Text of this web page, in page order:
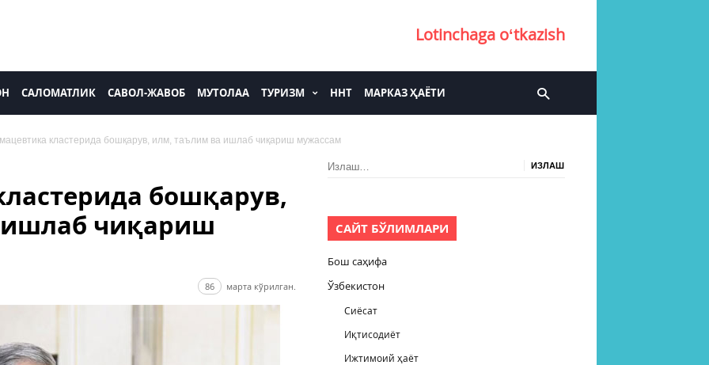
Lotinchaga oʻtkazish
САЛОМАТЛИК САВОЛ-ЖАВОБ МУТОЛАА ТУРИЗМ ННТ МАРКАЗ ҲАЁТИ
кластерида бошқарув, илм, таълим ва ишлаб чиқариш мужассам
бошқарув,
чиқариш
86 марта кўрилган.
Излаш:
САЙТ БЎЛИМЛАРИ
Бош саҳифа
Ўзбекистон
Сиёсат
Иқтисодиёт
Ижтимоий ҳаёт